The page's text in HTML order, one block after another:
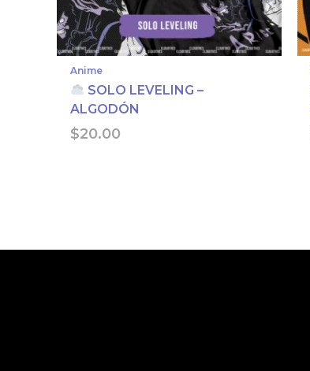
Anime
SOLO LEVELING –
ALGODÓN
$20.00